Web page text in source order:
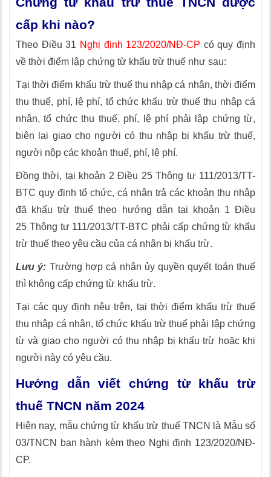
cấp khi nào?
Theo Điều 31 Nghị định 123/2020/NĐ-CP có quy định
về thời điểm lập chứng từ khấu trừ thuế như sau:
Tại thời điểm khấu trừ thuế thu nhập cá nhân, thời điểm
thu thuế, phí, lệ phí, tổ chức khấu trừ thuế thu nhập cá
nhân, tổ chức thu thuế, phí, lệ phí phải lập chứng từ,
biên lai giao cho người có thu nhập bị khấu trừ thuế,
người nộp các khoản thuế, phí, lệ phí.
Đồng thời, tại khoản 2 Điều 25 Thông tư 111/2013/TT-
BTC quy định tổ chức, cá nhân trả các khoản thu nhập
đã khấu trừ thuế theo hướng dẫn tại khoản 1 Điều
25 Thông tư 111/2013/TT-BTC phải cấp chứng từ khấu
trừ thuế theo yêu cầu của cá nhân bị khấu trừ.
Lưu ý: Trường hợp cá nhân ủy quyền quyết toán thuế
thì không cấp chứng từ khấu trừ.
Tại các quy định nêu trên, tại thời điểm khấu trừ thuế
thu nhập cá nhân, tổ chức khấu trừ thuế phải lập chứng
từ và giao cho người có thu nhập bị khấu trừ hoặc khi
người này có yêu cầu.
Hướng dẫn viết chứng từ khấu trừ
thuế TNCN năm 2024
Hiện nay, mẫu chứng từ khấu trừ thuế TNCN là Mẫu số
03/TNCN ban hành kèm theo Nghị định 123/2020/NĐ-
CP.